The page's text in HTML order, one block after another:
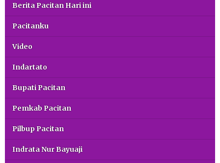
Berita Pacitan Hari ini
Pacitanku
Video
Indartato
Bupati Pacitan
Pemkab Pacitan
Pilbup Pacitan
Indrata Nur Bayuaji